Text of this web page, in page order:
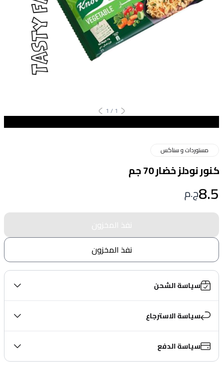
1
/
1
مستوردات و سناكس
كنور نودلز خضار 70 جم
8.5ج.م
نفذ المخزون
نفذ المخزون
سياسة الشحن
سياسة الاسترجاع
سياسة الدفع